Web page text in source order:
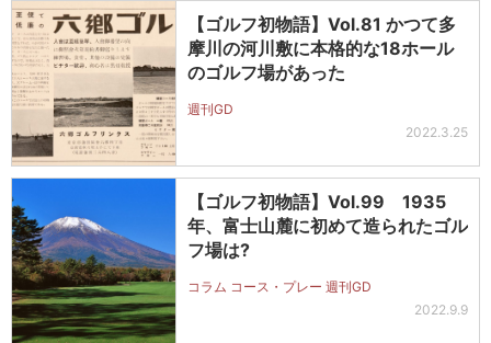
【ゴルフ初物語】Vol.81 かつて多
摩川の河川敷に本格的な18ホール
のゴルフ場があった
週刊GD
2022.3.25
【ゴルフ初物語】Vol.99 1935
年、富士山麓に初めて造られたゴル
フ場は?
コラム コース・プレー 週刊GD
2022.9.9